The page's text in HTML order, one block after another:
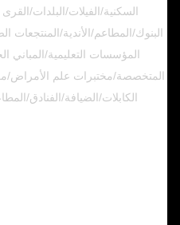
السكنية/الفيلات/البلدات/
البنوك/المطاعم/الأندية/
المؤسسات التعليمية/المباني
المتخصصة/مختبرات علم الأمراض/
الكابلات/الضيافة/الفنادق/